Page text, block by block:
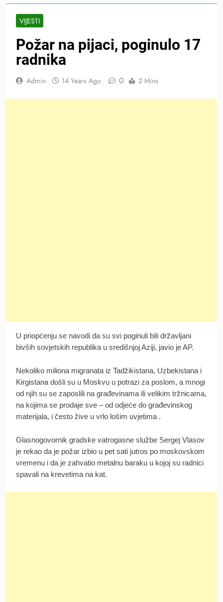
VIJESTI
Požar na pijaci, poginulo 17
radnika
Admin 14 Years Ago 0 2 Mins
U priopćenju se navodi da su svi poginuli bili državljani
bivših sovjetskih republika u središnjoj Aziji, javio je AP.
Nekoliko miliona migranata iz Tadžikistana, Uzbekistana i
Kirgistana došli su u Moskvu u potrazi za poslom, a mnogi
od njih su se zaposlili na građevinama ili velikim tržnicama,
na kojima se prodaje sve – od odjeće do građevinskog
materijala, i često žive u vrlo lošim uvjetima .
Glasnogovornik gradske vatrogasne službe Sergej Vlasov
je rekao da je požar izbio u pet sati jutros po moskovskom
vremenu i da je zahvatio metalnu baraku u kojoj su radnici
spavali na krevetima na kat.